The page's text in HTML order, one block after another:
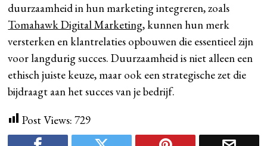
duurzaamheid in hun marketing integreren, zoals
Tomahawk Digital Marketing, kunnen hun merk
versterken en klantrelaties opbouwen die essentieel zijn
voor langdurig succes. Duurzaamheid is niet alleen een
ethisch juiste keuze, maar ook een strategische zet die
bijdraagt aan het succes van je bedrijf.
Post Views: 729